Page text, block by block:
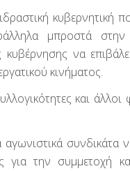
κυβερνητική
μπροστά
να
κινήματος.
και
αγωνιστικά
την συμμετοχή